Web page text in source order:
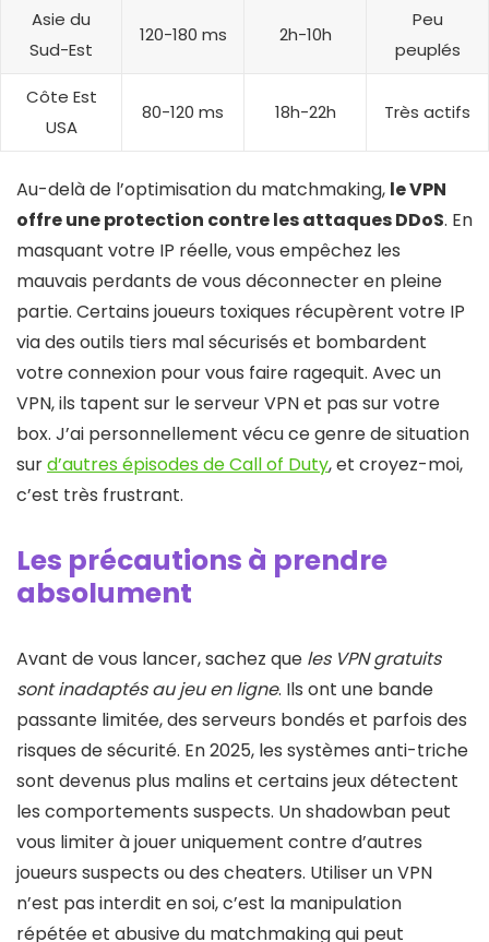
Asie du
Sud-Est
120-180 ms 2h-10h
Peu
peuplés
Côte Est
USA
80-120 ms 18h-22h Très actifs
Au-delà de l’optimisation du matchmaking, le VPN
offre une protection contre les attaques DDoS. En
masquant votre IP réelle, vous empêchez les
mauvais perdants de vous déconnecter en pleine
partie. Certains joueurs toxiques récupèrent votre IP
via des outils tiers mal sécurisés et bombardent
votre connexion pour vous faire ragequit. Avec un
VPN, ils tapent sur le serveur VPN et pas sur votre
box. J’ai personnellement vécu ce genre de situation
surd’autres épisodes de Call of Duty, et croyez-moi,
c’est très frustrant.
Les précautions à prendre
absolument
Avant de vous lancer, sachez que les VPN gratuits
sont inadaptés au jeu en ligne. Ils ont une bande
passante limitée, des serveurs bondés et parfois des
risques de sécurité. En 2025, les systèmes anti-triche
sont devenus plus malins et certains jeux détectent
les comportements suspects. Un shadowban peut
vous limiter à jouer uniquement contre d’autres
joueurs suspects ou des cheaters. Utiliser un VPN
n’est pas interdit en soi, c’est la manipulation
répétée et abusive du matchmaking qui peut